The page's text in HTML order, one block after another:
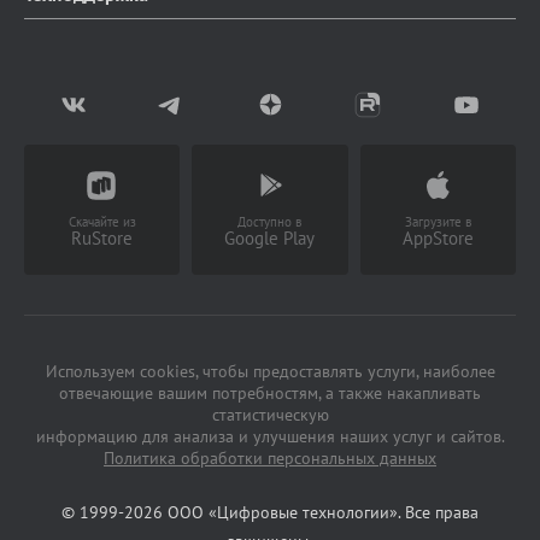
Блог
Партнерство
Скачайте из
RuStore
Доступно в
Google Play
Загрузите в
AppStore
Используем cookies, чтобы предоставлять услуги, наиболее
отвечающие вашим потребностям, а также накапливать
статистическую
информацию для анализа и улучшения наших услуг и сайтов.
Политика обработки персональных данных
© 1999-2026 ООО «Цифровые технологии». Все права